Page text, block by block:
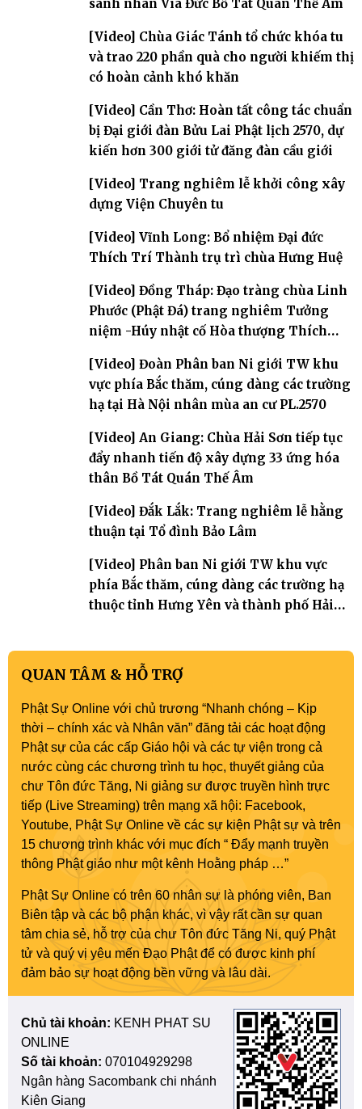
sanh nhân Vía Đức Bồ Tát Quán Thế Âm
[Video] Chùa Giác Tánh tổ chức khóa tu
và trao 220 phần quà cho người khiếm thị
có hoàn cảnh khó khăn
[Video] Cần Thơ: Hoàn tất công tác chuẩn
bị Đại giới đàn Bửu Lai Phật lịch 2570, dự
kiến hơn 300 giới tử đăng đàn cầu giới
[Video] Trang nghiêm lễ khởi công xây
dựng Viện Chuyên tu
[Video] Vĩnh Long: Bổ nhiệm Đại đức
Thích Trí Thành trụ trì chùa Hưng Huệ
[Video] Đồng Tháp: Đạo tràng chùa Linh
Phước (Phật Đá) trang nghiêm Tưởng
niệm -Húy nhật cố Hòa thượng Thích
[Video] Đoàn Phân ban Ni giới TW khu
vực phía Bắc thăm, cúng dàng các trường
hạ tại Hà Nội nhân mùa an cư PL.2570
[Video] An Giang: Chùa Hải Sơn tiếp tục
đẩy nhanh tiến độ xây dựng 33 ứng hóa
thân Bồ Tát Quán Thế Âm
[Video] Đắk Lắk: Trang nghiêm lễ hằng
thuận tại Tổ đình Bảo Lâm
[Video] Phân ban Ni giới TW khu vực
phía Bắc thăm, cúng dàng các trường hạ
thuộc tỉnh Hưng Yên và thành phố Hải
QUAN TÂM & HỖ TRỢ
Phật Sự Online với chủ trương “Nhanh chóng – Kịp
thời – chính xác và Nhân văn” đăng tải các hoạt động
Phật sự của các cấp Giáo hội và các tự viện trong cả
nước cùng các chương trình tu học, thuyết giảng của
chư Tôn đức Tăng, Ni giảng sư được truyền hình trực
tiếp (Live Streaming) trên mạng xã hội: Facebook,
Youtube, Phật Sự Online về các sự kiện Phật sự và trên
15 chương trình khác với mục đích “ Đẩy mạnh truyền
thông Phật giáo như một kênh Hoằng pháp …”
Phật Sự Online có trên 60 nhân sự là phóng viên, Ban
Biên tập và các bộ phận khác, vì vậy rất cần sự quan
tâm chia sẻ, hỗ trợ của chư Tôn đức Tăng Ni, quý Phật
tử và quý vị yêu mến Đạo Phật để có được kinh phí
đảm bảo sự hoạt động bền vững và lâu dài.
Chủ tài khoản: KENH PHAT SU
ONLINE
Số tài khoản: 070104929298
Ngân hàng Sacombank chi nhánh
Kiên Giang